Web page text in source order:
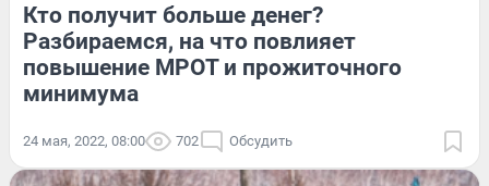
Кто получит больше денег?
Разбираемся, на что повлияет
повышение МРОТ и прожиточного
минимума
24 мая, 2022, 08:00 702 Обсудить